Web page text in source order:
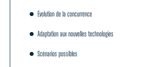
Évolution de la concurrence
Adaptation aux nouvelles technologies
Scénarios possibles